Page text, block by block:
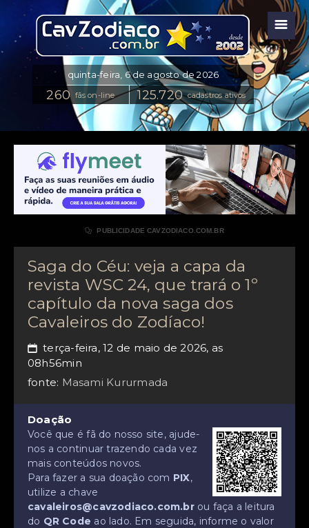
☰
fãs on-line cadastros ativos
 PUBLICIDADE CAVZODIACO.COM.BR
Saga do Céu: veja a capa da
revista WSC 24, que trará o 1º
capítulo da nova saga dos
Cavaleiros do Zodíaco!
📅 terça-feira, 12 de maio de 2026, as
08h56min
fonte: Masami Kururmada
Doação
Você que é fã do nosso site, ajude-
nos a continuar trazendo cada vez
mais conteúdos novos.
Para fazer a sua doação com PIX,
utilize a chave
cavaleiros@cavzodiaco.com.brou faça a leitura
do QR Code ao lado. Em seguida, informe o valor